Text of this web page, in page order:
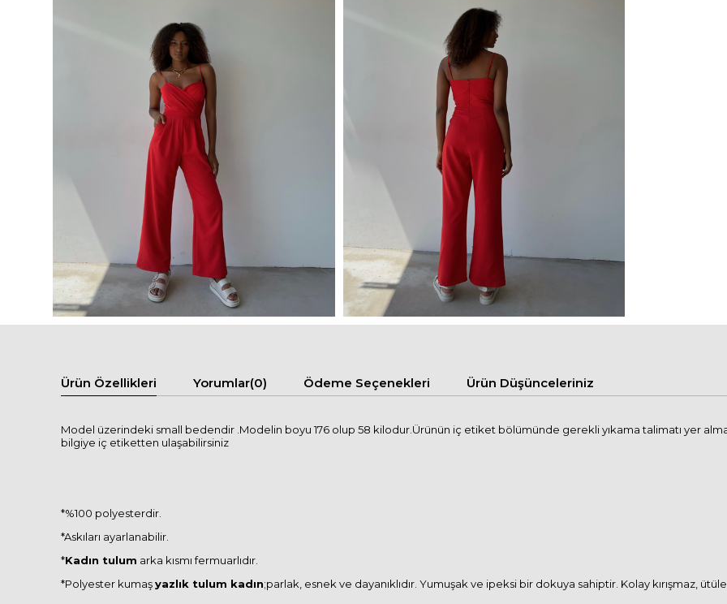
Ürün Özellikleri Yorumlar(0) Ödeme Seçenekleri Ürün Düşünceleriniz
Model üzerindeki small bedendir .Modelin boyu 176 olup 58 kilodur.Ürünün iç etiket bölümünde gerekli yıkama talimatı yer
bilgiye iç etiketten ulaşabilirsiniz
*%100 polyesterdir.
*Askıları ayarlanabilir.
*Kadın tulum arka kısmı fermuarlıdır.
*Polyester kumaşyazlık tulum kadın;parlak, esnek ve dayanıklıdır. Yumuşak ve ipeksi bir dokuya sahiptir. Kolay kırışmaz,